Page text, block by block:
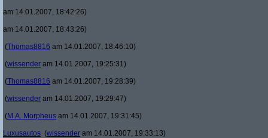
am 14.01.2007, 18:42:26)
am 14.01.2007, 18:43:26)
(Thomas8816 am 14.01.2007, 18:46:10)
(wissender am 14.01.2007, 19:25:31)
(Thomas8816 am 14.01.2007, 19:28:39)
(wissender am 14.01.2007, 19:29:47)
(M.A. Morpheus am 14.01.2007, 19:31:45)
Luxusautos (wissender am 14.01.2007, 19:33:13)